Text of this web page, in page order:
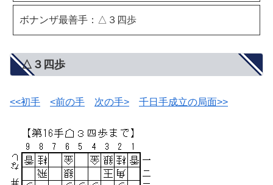
ボナンザ最善手：△３四歩
△３四歩
<<初手 <前の手 次の手> 千日手成立の局面>>